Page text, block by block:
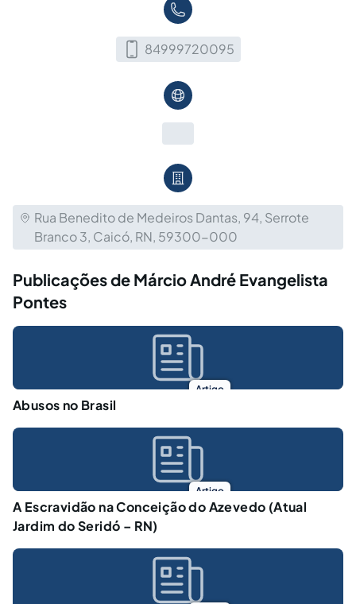
84999720095
Rua Benedito de Medeiros Dantas, 94, Serrote
Branco 3, Caicó, RN, 59300-000
Publicações de Márcio André Evangelista
Pontes
Artigo
Abusos no Brasil
Artigo
A Escravidão na Conceição do Azevedo (Atual
Jardim do Seridó – RN)